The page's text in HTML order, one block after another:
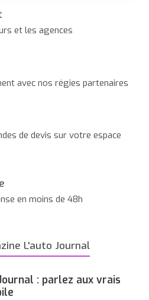
et les agences
avec nos régies partenaires
de devis sur votre espace
en moins de 48h
L'auto Journal
: parlez aux vrais